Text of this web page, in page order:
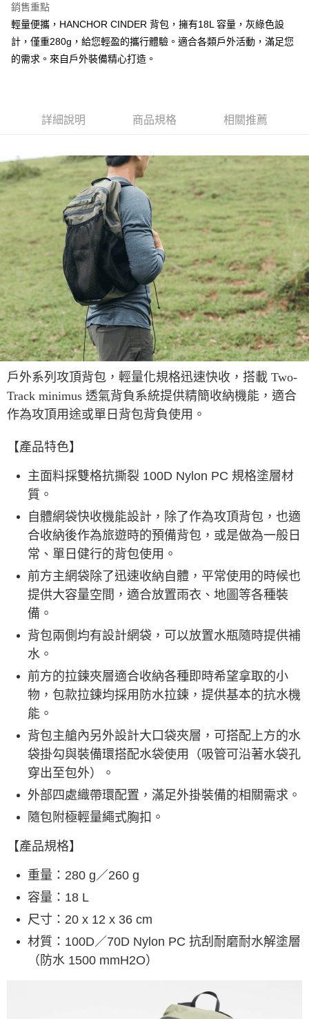
台新國際商業銀行
台灣樂天信用卡公司
全家取貨付款
每筆NT$60，滿NT$490(含以上)免運費
付款後全家取貨
每筆NT$60，滿NT$490(含以上)免運費
每筆NT$60，滿NT$490(含以上)免運費
宅配
每筆NT$80，滿NT$490(含以上)免運費
離島宅配
每筆NT$80，滿NT$490(含以上)免運費
付款後門市自取
免運費
順豐貨運海外配送(運費買家自付，順豐交貨並收取運費) 查看運費
銷售重點
輕量便攜，HANCHOR CINDER 背包，擁有18L 容量，灰綠色設
計，僅重280g，給您輕盈的攜行體驗。適合各類戶外活動，滿足您
的需求。來自戶外裝備精心打造。
詳細說明 商品規格 相關推薦
戶外系列攻頂背包，輕量化規格迅速快收，搭載 Two-
Track minimus 透氣背負系統提供精簡收納機能，適合
作為攻頂用途或單日背包背負使用。
【產品特色】
主面料採雙格抗撕裂 100D Nylon PC 規格塗層材
質。
自體網袋快收機能設計，除了作為攻頂背包，也適
合收納後作為旅遊時的預備背包，或是做為一般日
常、單日健行的背包使用。
前方主網袋除了迅速收納自體，平常使用的時候也
提供大容量空間，適合放置雨衣、地圖等各種裝
備。
背包兩側均有設計網袋，可以放置水瓶隨時提供補
水。
前方的拉鍊夾層適合收納各種即時希望拿取的小
物，包款拉鍊均採用防水拉鍊，提供基本的抗水機
能。
背包主艙內另外設計大口袋夾層，可搭配上方的水
袋掛勾與裝備環搭配水袋使用（吸管可沿著水袋孔
穿出至包外）。
外部四處織帶環配置，滿足外掛裝備的相關需求。
隨包附極輕量繩式胸扣。
【產品規格】
重量：280 g／260 g
容量：18 L
尺寸：20 x 12 x 36 cm
材質：100D／70D Nylon PC 抗刮耐磨耐水解塗層
（防水 1500 mmH2O）